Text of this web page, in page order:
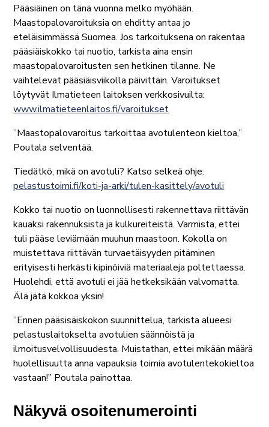
Pääsiäinen on tänä vuonna melko myöhään.
Maastopalovaroituksia on ehditty antaa jo
eteläisimmässä Suomea. Jos tarkoituksena on rakentaa
pääsiäiskokko tai nuotio, tarkista aina ensin
maastopalovaroitusten sen hetkinen tilanne. Ne
vaihtelevat pääsiäisviikolla päivittäin. Varoitukset
löytyvät Ilmatieteen laitoksen verkkosivuilta:
www.ilmatieteenlaitos.fi/varoitukset
”Maastopalovaroitus tarkoittaa avotulenteon kieltoa,”
Poutala selventää.
Tiedätkö, mikä on avotuli? Katso selkeä ohje:
pelastustoimi.fi/koti-ja-arki/tulen-kasittely/avotuli
Kokko tai nuotio on luonnollisesti rakennettava riittävän
kauaksi rakennuksista ja kulkureiteistä. Varmista, ettei
tuli pääse leviämään muuhun maastoon. Kokolla on
muistettava riittävän turvaetäisyyden pitäminen
erityisesti herkästi kipinöiviä materiaaleja poltettaessa.
Huolehdi, että avotuli ei jää hetkeksikään valvomatta.
Älä jätä kokkoa yksin!
”Ennen pääsisäiskokon suunnittelua, tarkista alueesi
pelastuslaitokselta avotulien säännöistä ja
ilmoitusvelvollisuudesta. Muistathan, ettei mikään määrä
huolellisuutta anna vapauksia toimia avotulentekokieltoa
vastaan!” Poutala painottaa.
Näkyvä osoitenumerointi